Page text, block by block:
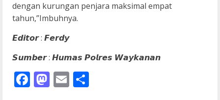
dengan kurungan penjara maksimal empat
tahun,”Imbuhnya.
𝙀𝙙𝙞𝙩𝙤𝙧 : 𝙁𝙚𝙧𝙙𝙮
𝙎𝙪𝙢𝙗𝙚𝙧 : 𝙃𝙪𝙢𝙖𝙨 𝙋𝙤𝙡𝙧𝙚𝙨 𝙒𝙖𝙮𝙠𝙖𝙣𝙖𝙣
Facebook
Mastodon
Email